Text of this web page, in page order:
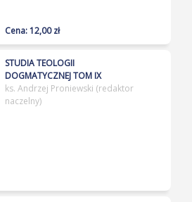
Cena: 12,00 zł
STUDIA TEOLOGII
DOGMATYCZNEJ TOM IX
ks. Andrzej Proniewski (redaktor
naczelny)